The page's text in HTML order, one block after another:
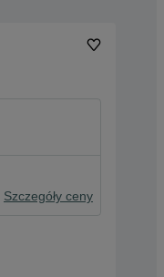
Szczegóły ceny